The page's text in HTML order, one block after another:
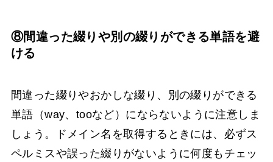
⑧間違った綴りや別の綴りができる単語を避
ける
間違った綴りやおかしな綴り、別の綴りができる
単語（way、tooなど）にならないように注意しま
しょう。ドメイン名を取得するときには、必ずス
ペルミスや誤った綴りがないように何度もチェッ